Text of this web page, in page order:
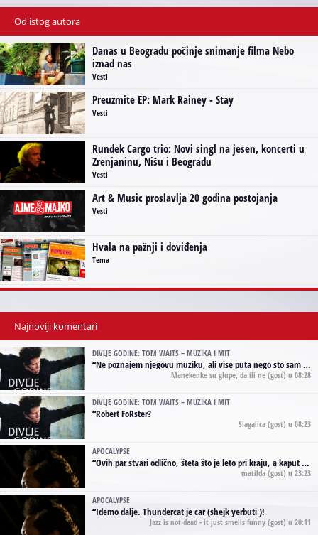
Od istog autora
Danas u Beogradu počinje snimanje filma Nebo
iznad nas
Vesti
Preuzmite EP: Mark Rainey - Stay
Vesti
Rundek Cargo trio: Novi singl na jesen, koncerti u
Zrenjaninu, Nišu i Beogradu
Vesti
Art & Music proslavlja 20 godina postojanja
Vesti
Hvala na pažnji i doviđenja
Tema
Najnoviji komentari
DIVLJE GODINE: TOM WAITS – MUZIKA I MIT
“Ne poznajem njegovu muziku, ali vise puta nego sto sam to zazeleo gledao sam njegove umjetnicke slike na raznim stranama interneta. Te stoga zakljucujem da je Tom Waits Lady Gaga muzike namrstenih, ma
Manekenke su glupe, da ili ne (gost) u 08:28
DIVLJE GODINE: TOM WAITS – MUZIKA I MIT
“Robert FoRster?
Slagalica (gost) u 08:23
APOCALYPSE
“Ovih par stvari odlično, šteta što je leto pri kraju, a kaput koji te vervoatno podseća na pirotski ćilim je iz tradicije Navaho indijanaca ;)
matilda (gost) u 23:23
APOCALYPSE
“Idemo dalje. Thundercat je car (shejk yerbuti )!
Jazz is not dead - it just smells funny (gost) u 20:11